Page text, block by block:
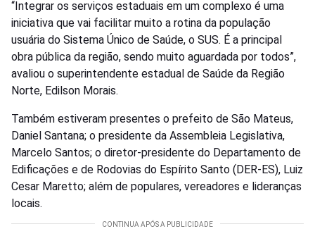
“Integrar os serviços estaduais em um complexo é uma
iniciativa que vai facilitar muito a rotina da população
usuária do Sistema Único de Saúde, o SUS. É a principal
obra pública da região, sendo muito aguardada por todos”,
avaliou o superintendente estadual de Saúde da Região
Norte, Edilson Morais.
Também estiveram presentes o prefeito de São Mateus,
Daniel Santana; o presidente da Assembleia Legislativa,
Marcelo Santos; o diretor-presidente do Departamento de
Edificações e de Rodovias do Espírito Santo (DER-ES), Luiz
Cesar Maretto; além de populares, vereadores e lideranças
locais.